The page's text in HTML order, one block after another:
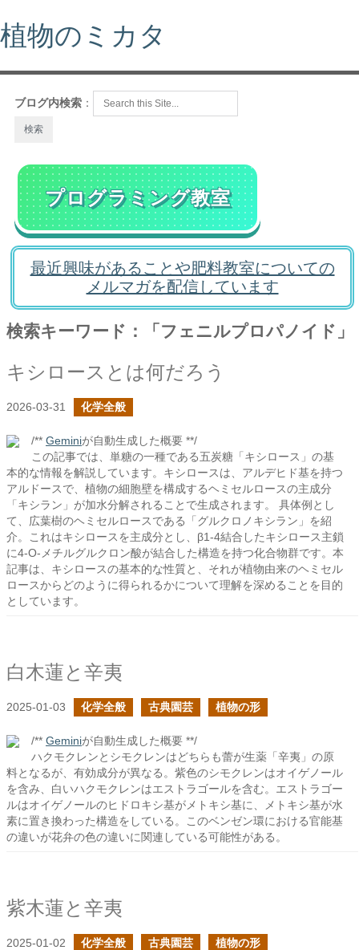
植物のミカタ
ブログ内検索 ：
プログラミング教室
最近興味があることや肥料教室についての
メルマガを配信しています
検索キーワード：「フェニルプロパノイド」
キシロースとは何だろう
2026-03-31 化学全般
/** Geminiが自動生成した概要 **/
この記事では、単糖の一種である五炭糖「キシロース」の基
本的な情報を解説しています。キシロースは、アルデヒド基を持つ
アルドースで、植物の細胞壁を構成するヘミセルロースの主成分
「キシラン」が加水分解されることで生成されます。 具体例とし
て、広葉樹のヘミセルロースである「グルクロノキシラン」を紹
介。これはキシロースを主成分とし、β1-4結合したキシロース主鎖
に4-O-メチルグルクロン酸が結合した構造を持つ化合物群です。本
記事は、キシロースの基本的な性質と、それが植物由来のヘミセル
ロースからどのように得られるかについて理解を深めることを目的
としています。
白木蓮と辛夷
2025-01-03 化学全般 古典園芸 植物の形
/** Geminiが自動生成した概要 **/
ハクモクレンとシモクレンはどちらも蕾が生薬「辛夷」の原
料となるが、有効成分が異なる。紫色のシモクレンはオイゲノール
を含み、白いハクモクレンはエストラゴールを含む。エストラゴー
ルはオイゲノールのヒドロキシ基がメトキシ基に、メトキシ基が水
素に置き換わった構造をしている。このベンゼン環における官能基
の違いが花弁の色の違いに関連している可能性がある。
紫木蓮と辛夷
2025-01-02 化学全般 古典園芸 植物の形